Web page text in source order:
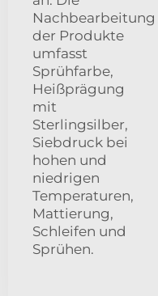
Nachbearbeitung
der Produkte
umfasst
Sprühfarbe,
Heißprägung
mit
Sterlingsilber,
Siebdruck bei
hohen und
niedrigen
Temperaturen,
Mattierung,
Schleifen und
Sprühen.